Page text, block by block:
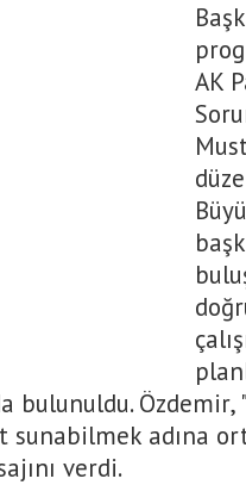
AK
bulunuldu.
adına
verdi.